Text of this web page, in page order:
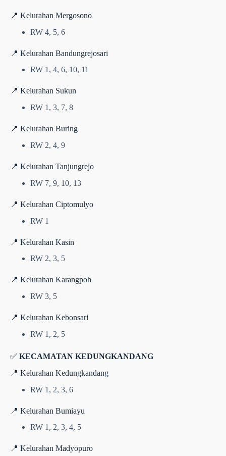
📍 Kelurahan Mergosono
RW 4, 5, 6
📍 Kelurahan Bandungrejosari
RW 1, 4, 6, 10, 11
📍 Kelurahan Sukun
RW 1, 3, 7, 8
📍 Kelurahan Buring
RW 2, 4, 9
📍 Kelurahan Tanjungrejo
RW 7, 9, 10, 13
📍 Kelurahan Ciptomulyo
RW 1
📍 Kelurahan Kasin
RW 2, 3, 5
📍 Kelurahan Karangpoh
RW 3, 5
📍 Kelurahan Kebonsari
RW 1, 2, 5
✅ KECAMATAN KEDUNGKANDANG
📍 Kelurahan Kedungkandang
RW 1, 2, 3, 6
📍 Kelurahan Bumiayu
RW 1, 2, 3, 4, 5
📍 Kelurahan Madyopuro